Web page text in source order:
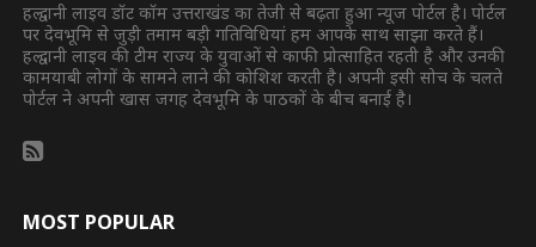
हल्द्वानी लाइव डॉट कॉम उत्तराखंड का तेजी से बढ़ता हुआ न्यूज पोर्टल है। पोर्टल
पर देवभूमि से जुड़ी तमाम बड़ी गतिविधियां हम आपके साथ साझा करते हैं।
हल्द्वानी लाइव की टीम राज्य के युवाओं से काफी प्रोत्साहित रहती है और उनकी
कामयाबी लोगों के सामने लाने की कोशिश करती है। अपनी इसी सोच के चलते
पोर्टल ने अपनी खास जगह देवभूमि के पाठकों के बीच बनाई है।
MOST POPULAR